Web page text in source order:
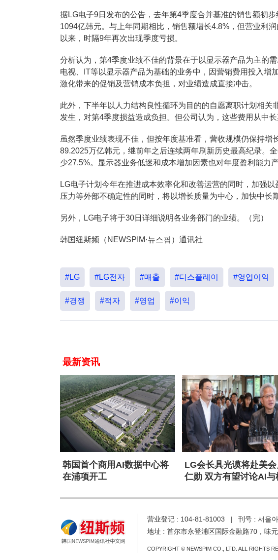
据LG电子9日发布的公告，去年第4季度合并基准的销售额初
1094亿韩元。与上年同期相比，销售额增长4.8%，但营业利
以来，时隔9年再次出现季度亏损。
分析认为，第4季度业绩不佳的背景在于以显示器产品为主的
电视、IT等以显示器产品为基础的业务中，因营销费用投入增
激化带来的促销及营销成本负担，对业绩造成直接冲击。
此外，下半年以人力结构良性循环为目的的自愿离职计划相关
发生，对第4季度损益造成负担。但公司认为，这些费用从中
虽然季度业绩表现不佳，但按年度基准看，营收规模仍保持增
89.2025万亿韩元，继前年之后连续两年刷新历史最高纪录。
少27.5%。显示器业务低迷和成本增加因素也对年度盈利能力产
LG电子计划今年在推进成本效率化和改善运营的同时，加强
压力等外部不确定性的同时，将以增长质量为中心，加快中长
另外，LG电子将于30日详细说明各业务部门的业绩。（完）
韩国纽斯频（NEWSPIM·뉴스핌）通讯社
#LG #LG전자 #매출 #디스플레이 #영업이익
#경쟁 #적자 #영업 #이익
最新资讯
韩国首个商用AI数据中心将
在浦项开工
LG会长具光谟将赴美
仁勋 双方有望讨论AI与
营业登记 : 104-81-81003 | 刊号 : 서울
地址 : 首尔市永登浦区国际金融路70，味
COPYRIGHT © NEWSPIM CO., LTD. ALL RIGHTS